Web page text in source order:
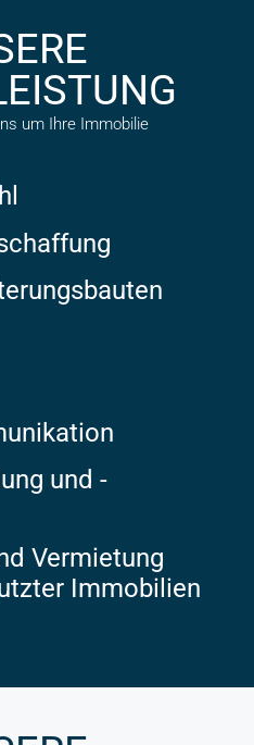
um Ihre Immobilie
und -
Vermietung
Immobilien